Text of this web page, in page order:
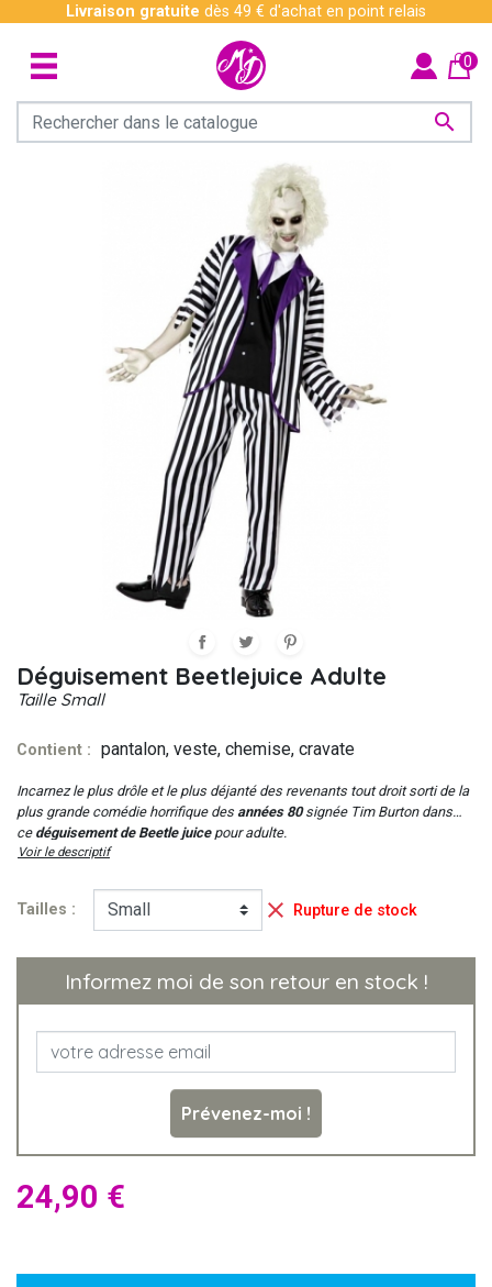
Livraison gratuite dès 49 € d'achat en point relais

0
Déguisement Beetlejuice Adulte
Taille Small
Contient : pantalon, veste, chemise, cravate
Incarnez le plus drôle et le plus déjanté des revenants tout droit sorti de la
plus grande comédie horrifique desannées 80signée Tim Burtondans
ce déguisement de Beetle juicepour adulte.
Voir le descriptif
Tailles :  Rupture de stock
Informez moi de son retour en stock !
Prévenez-moi !
24,90 €